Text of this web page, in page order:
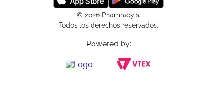
© 2026 Pharmacy's.
Todos los derechos reservados.
Powered by: